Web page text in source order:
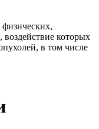
которых
в том числе